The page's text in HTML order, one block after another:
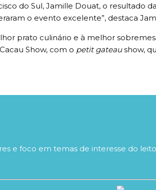
do Sul, Jamille Douat, o resultado
o evento excelente”, destaca
prato culinário e à melhor
Show, com o petit gateaushow,
e foco em temas de interesse do